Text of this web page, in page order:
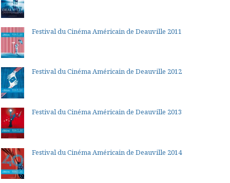
Festival du Cinéma Américain de Deauville 2011
Festival du Cinéma Américain de Deauville 2012
Festival du Cinéma Américain de Deauville 2013
Festival du Cinéma Américain de Deauville 2014